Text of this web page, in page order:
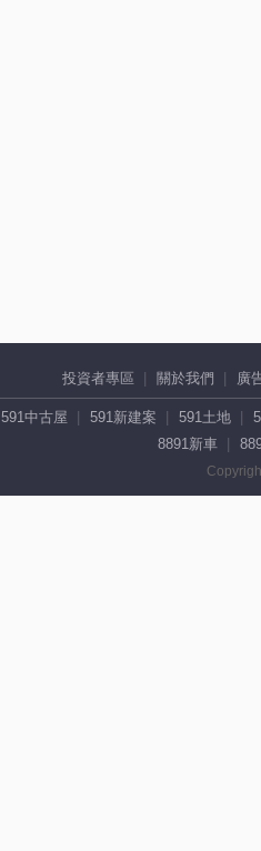
投資者專區 關於我們 廣
591中古屋 591新建案 591土地
8891新車